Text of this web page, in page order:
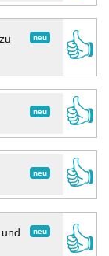
neu
👍
neu
👍
neu
👍
neu 👍